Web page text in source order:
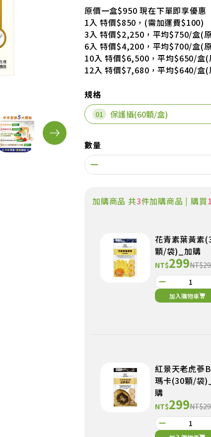
原價一盒$950 現在下單即享優惠
1入 特價$850，(需加運費$100)
3入 特價$2,250，平均$750/盒(
6入 特價$4,200，平均$700/盒(
10入 特價$6,500，平均$650/盒
12入 特價$7,680，平均$640/盒
規格
保護攝(60顆/盒)
數量
加購商品 共3件加購商品 | 購買
花青素葉黃素
顆/袋)_加購
NT$299
加入購物車
紅景天老虎蔘
瑪卡(30顆/袋
購
NT$299